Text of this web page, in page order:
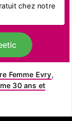
chez notre
Femme Evry,
30 ans et